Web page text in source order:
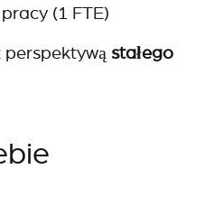
(1 FTE)
perspektywą stałego